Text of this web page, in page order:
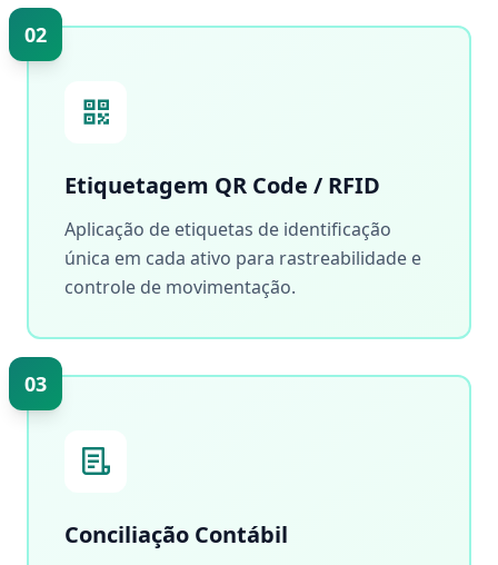
02
Etiquetagem QR Code / RFID
Aplicação de etiquetas de identificação
única em cada ativo para rastreabilidade e
controle de movimentação.
03
Conciliação Contábil